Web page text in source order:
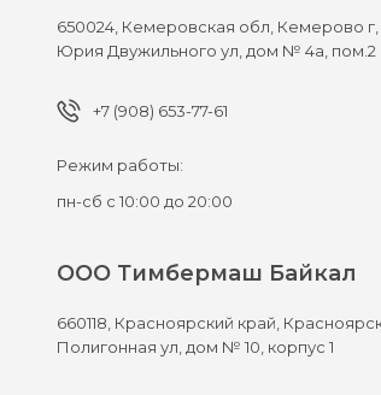
650024, Кемеровская обл, Кемерово г,
Юрия Двужильного ул, дом № 4а, пом.2
+7 (908) 653-77-61
Режим работы:
пн-сб с 10:00 до 20:00
ООО Тимбермаш Байкал
660118, Красноярский край, Красноярск
Полигонная ул, дом № 10, корпус 1